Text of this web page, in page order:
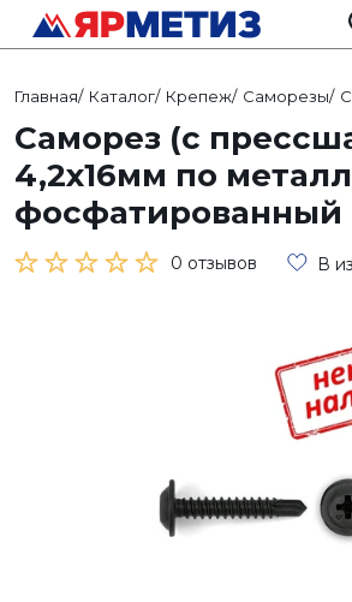
Главная/ Каталог/ Крепеж/ Саморезы/
Саморез (с
4,2х16мм по
фосфатированный
0 отзывов В